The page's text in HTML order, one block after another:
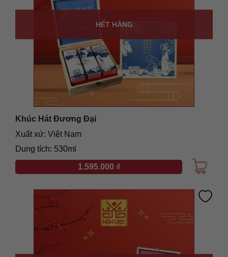
HẾT HÀNG
Xuất xứ: Việt Nam
Dung tích: 530ml
Khúc Hát Đương Đại
1.595.000 ₫